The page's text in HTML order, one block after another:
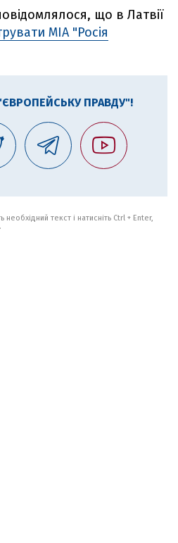
що в Латвії
МІА "Росія
ПРАВДУ"!
текст і натисніть Ctrl + Enter,